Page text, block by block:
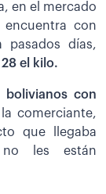
en el mercado
encuentra con
pasados días,
el kilo.
con
comerciante,
que llegaba
les están